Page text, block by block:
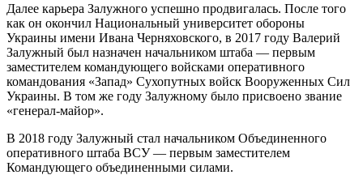
Далее карьера Залужного успешно продвигалась. После того
как он окончил Национальный университет обороны
Украины имени Ивана Черняховского, в 2017 году Валерий
Залужный был назначен начальником штаба — первым
заместителем командующего войсками оперативного
командования «Запад» Сухопутных войск Вооруженных Сил
Украины. В том же году Залужному было присвоено звание
«генерал-майор».
В 2018 году Залужный стал начальником Объединенного
оперативного штаба ВСУ — первым заместителем
Командующего объединенными силами.